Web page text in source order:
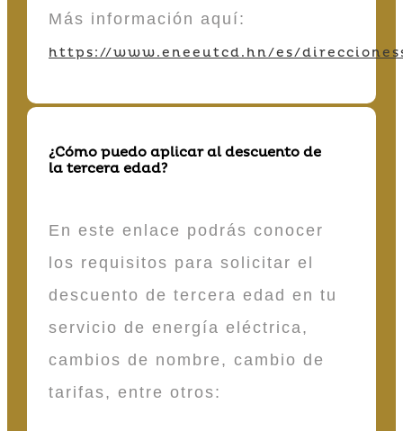
Más información aquí:
https://www.eneeutcd.hn/es/
¿Cómo puedo aplicar al descuento de
la tercera edad?
En este enlace podrás conocer
los requisitos para solicitar el
descuento de tercera edad en tu
servicio de energía eléctrica,
cambios de nombre, cambio de
tarifas, entre otros: